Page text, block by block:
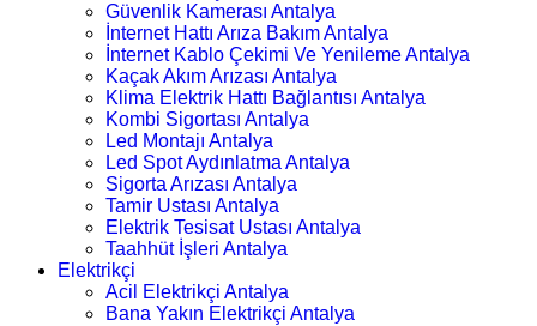
Güvenlik Kamerası Antalya
İnternet Hattı Arıza Bakım Antalya
İnternet Kablo Çekimi Ve Yenileme Antalya
Kaçak Akım Arızası Antalya
Klima Elektrik Hattı Bağlantısı Antalya
Kombi Sigortası Antalya
Led Montajı Antalya
Led Spot Aydınlatma Antalya
Sigorta Arızası Antalya
Tamir Ustası Antalya
Elektrik Tesisat Ustası Antalya
Taahhüt İşleri Antalya
Elektrikçi
Acil Elektrikçi Antalya
Bana Yakın Elektrikçi Antalya